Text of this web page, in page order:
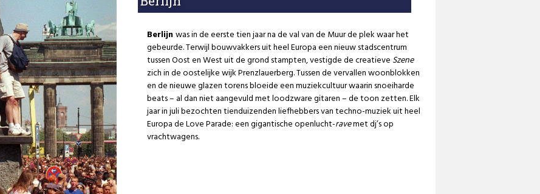
Berlijnwas in de eerste tien jaar na de val van de Muur de plek waar het
gebeurde. Terwijl bouwvakkers uit heel Europa een nieuw stadscentrum
tussen Oost en West uit de grond stampten, vestigde de creatieve Szene
zich in de oostelijke wijk Prenzlauerberg. Tussen de vervallen woonblokken
en de nieuwe glazen torens bloeide een muziekcultuur waarin snoeiharde
beats – al dan niet aangevuld met loodzware gitaren – de toon zetten. Elk
jaar in juli bezochten tienduizenden liefhebbers van techno-muziek uit heel
Europa de Love Parade: een gigantische openlucht-ravemet dj’s op
vrachtwagens.